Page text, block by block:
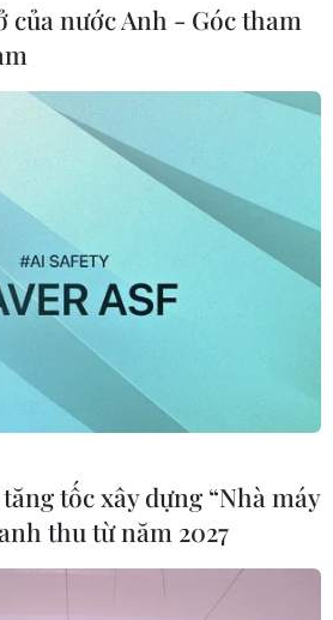
của nước Anh - Góc tham
tốc xây dựng “Nhà máy
thu từ năm 2027